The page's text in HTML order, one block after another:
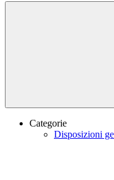
Categorie
Disposizioni